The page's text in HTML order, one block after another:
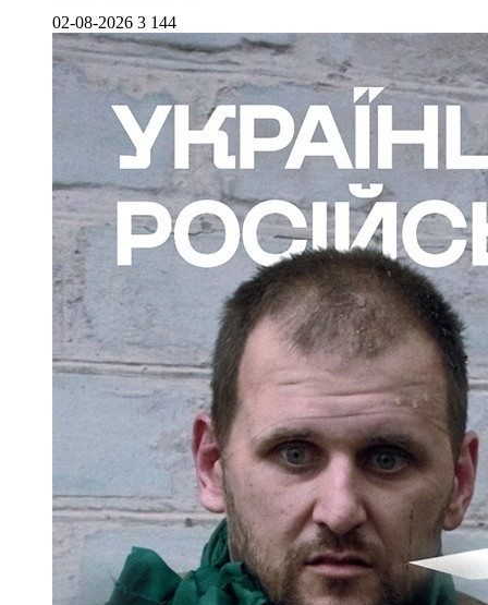
02-08-2026 3 144